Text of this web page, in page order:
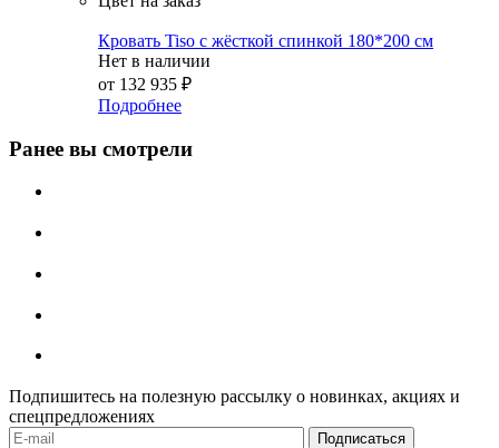
Кровать Tiso с жёсткой спинкой 180*200 см
Нет в наличии
от 132 935 ₽
Подробнее
Ранее вы смотрели
Подпишитесь на полезную рассылку о новинках, акциях и
спецпредложениях